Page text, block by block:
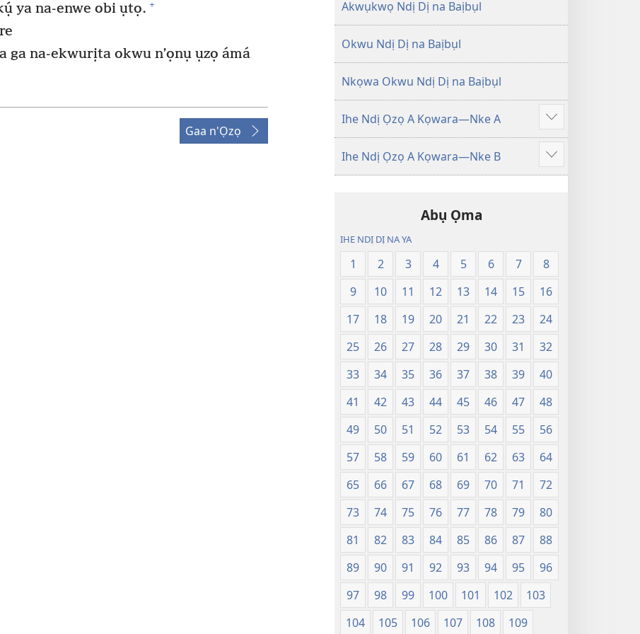
ya na-enwe obi ụtọ. +
ga na-ekwurịta okwu n’ọnụ ụzọ ámá
Gaa n'Ọzọ
Degharịrị
n'Afọ 2013)
Degharịrị
n'Afọ 2013)
Akwụkwọ Ndị Dị na Baịbụl
Okwu Ndị Dị na Baịbụl
Nkọwa Okwu Ndị Dị na Baịbụl
Ihe Ndị Ọzọ A Kọwara—Nke A Gosikwuo
Ihe Ndị Ọzọ A Kọwara—Nke B Gosikwuo
Abụ Ọma
IHE NDỊ DỊ NA YA
1 2 3 4 5 6 7
8
9
10 11 12 13 14 15
16
17
18 19 20 21 22 23
24
25
26 27 28 29 30 31
32
33
34 35 36 37 38 39
40
41
42 43 44 45 46 47
48
49
50 51 52 53 54 55
56
57
58 59 60 61 62 63
64
65
66 67 68 69 70 71
72
73
74 75 76 77 78 79
80
81
82 83 84 85 86 87
88
89
90 91 92 93 94 95
96
97
98 99 100 101 102
103
104
105 106 107 108
109